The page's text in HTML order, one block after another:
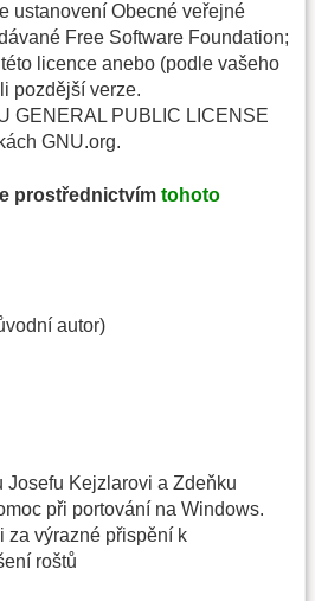
ustanovení Obecné veřejné
Free Software Foundation;
licence anebo (podle vašeho
pozdější verze.
GENERAL PUBLIC LICENSE
GNU.org.
prostřednictvím tohoto
autor)
Josefu Kejzlarovi a Zdeňku
při portování na Windows.
za výrazné přispění k
roštů